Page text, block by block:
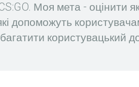
Моя мета - оцінити
допоможуть
користувацький